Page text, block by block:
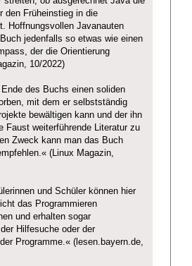
den Früheinstieg in die
Hoffnungsvollen Javanauten
jedenfalls so etwas wie einen
der die Orientierung
10/2022)
des Buchs einen soliden
mit dem er selbstständig
bewältigen kann und der ihn
Faust weiterführende Literatur zu
Zweck kann man das Buch
(Linux Magazin,
und Schüler können hier
das Programmieren
und erhalten sogar
Hilfesuche oder der
Programme.« (lesen.bayern.de,